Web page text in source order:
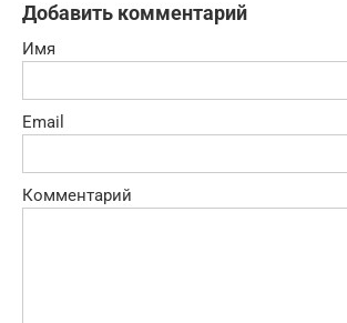
Добавить комментарий
Имя
Email
Комментарий